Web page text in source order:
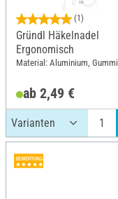
(1)
Gründl Häkelnadel
Ergonomisch
Material: Aluminium, Gummi
ab 2,49 €